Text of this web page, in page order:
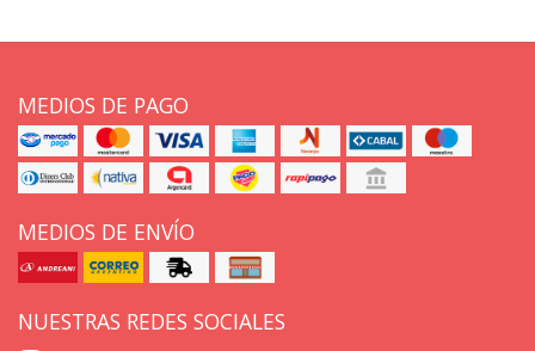
MEDIOS DE PAGO
MEDIOS DE ENVÍO
NUESTRAS REDES SOCIALES